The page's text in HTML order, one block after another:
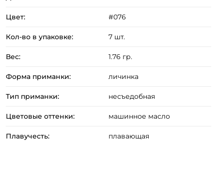
Цвет: #076
Кол-во в упаковке: 7 шт.
Вес: 1.76 гр.
Форма приманки: личинка
Тип приманки: несъедобная
Цветовые оттенки: машинное масло
Плавучесть: плавающая
Номер телефона: *
Повторите пароль: *
Заполняя данную форму вы соглашаетесь на обработку
персональных данных